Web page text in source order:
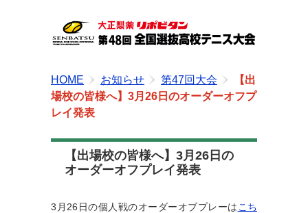
HOME お知らせ 第47回大会
【出
場校の皆様へ】3月26日のオーダーオフプ
レイ発表
【出場校の皆様へ】3月26日の
オーダーオフプレイ発表
3月26日の個人戦のオーダーオブプレーは こち